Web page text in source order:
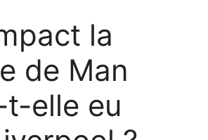
la
de Man
elle eu